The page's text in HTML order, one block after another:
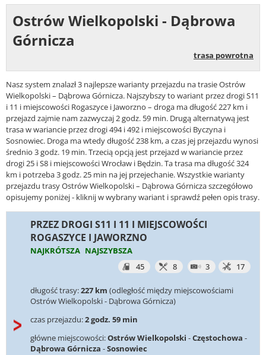
Ostrów Wielkopolski - Dąbrowa
Górnicza
trasa powrotna
Nasz system znalazł 3 najlepsze warianty przejazdu na trasie Ostrów
Wielkopolski – Dąbrowa Górnicza. Najszybszy to wariant przez drogi S11
i 11 i miejscowości Rogaszyce i Jaworzno – droga ma długość 227 km i
przejazd zajmie nam zazwyczaj 2 godz. 59 min. Drugą alternatywą jest
trasa w wariancie przez drogi 494 i 492 i miejscowości Byczyna i
Sosnowiec. Droga ma wtedy długość 238 km, a czas jej przejazdu wynosi
średnio 3 godz. 19 min. Trzecią opcją jest przejazd w wariancie przez
drogi 25 i S8 i miejscowości Wrocław i Będzin. Ta trasa ma długość 324
km i potrzeba 3 godz. 25 min na jej przejechanie. Wszystkie warianty
przejazdu trasy Ostrów Wielkopolski – Dąbrowa Górnicza szczegółowo
opisujemy poniżej - kliknij w wybrany wariant i sprawdź pełen opis trasy.
PRZEZ DROGI S11 I 11 I MIEJSCOWOŚCI
ROGASZYCE I JAWORZNO
NAJKRÓTSZA NAJSZYBSZA
45
8 3 17
długość trasy:227 km (odległość między miejscowościami
Ostrów Wielkopolski - Dąbrowa Górnicza)
czas przejazdu:2 godz. 59 min
główne miejscowości:Ostrów Wielkopolski -Częstochowa -
Dąbrowa Górnicza -Sosnowiec